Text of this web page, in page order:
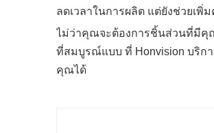
ลดเวลาในการผลิต แต่ยังช่วยเ
ไม่ว่าคุณจะต้องการชิ้นส่วนที่มีคุ
ที่สมบูรณ์แบบ ที่ Honvision บริกา
คุณได้